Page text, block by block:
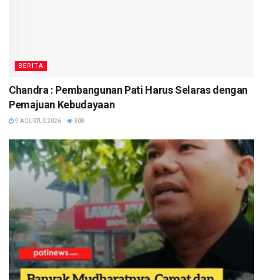
BERITA
Chandra : Pembangunan Pati Harus Selaras dengan
Pemajuan Kebudayaan
9 AGUSTUS 2026 308